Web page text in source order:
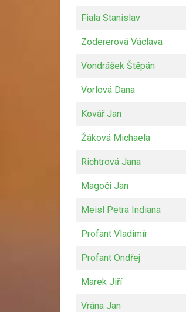
Fiala Stanislav
Zodererová Václava
Vondrášek Štěpán
Vorlová Dana
Kovář Jan
Žáková Michaela
Richtrová Jana
Magoči Jan
Meisl Petra Indiana
Profant Vladimír
Profant Ondřej
Marek Jiří
Vrána Jan